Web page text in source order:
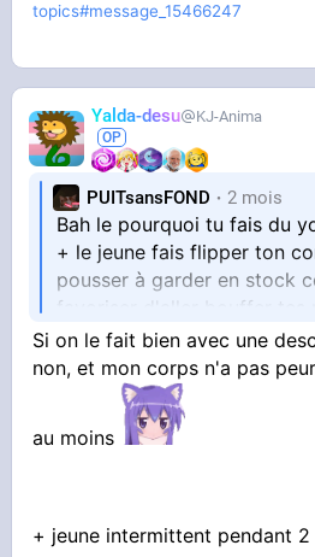
topics#message_15466247
Yalda-desu KJ-Anima
PUITsansFOND 2 mois
Bah le pourquoi tu fais du
+ le jeune fais flipper ton
pousser à garder en stock
favoriser d'aller bouffer tes
l'énergie nécessaire
Si on le fait bien avec une
non, et mon corps n'a pas
au moins
+ jeune intermittent pendant 2